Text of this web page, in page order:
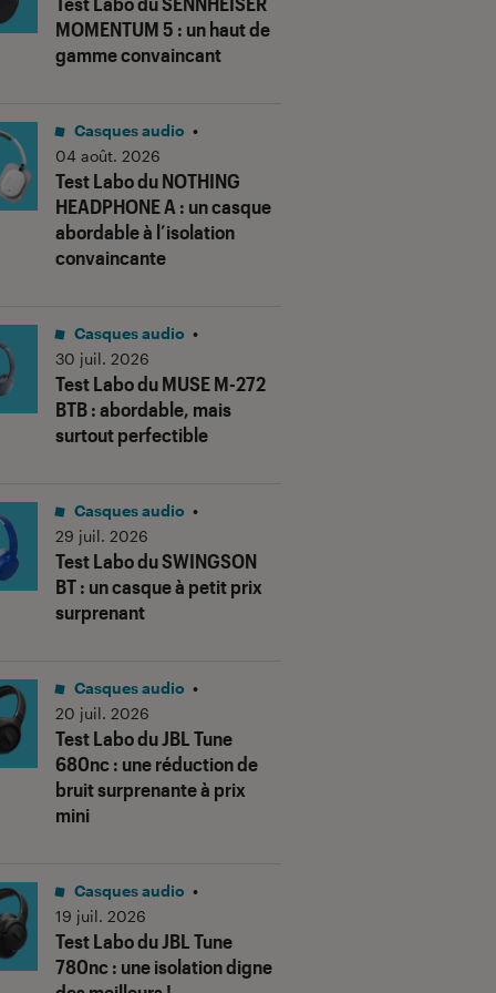
MOMENTUM 5 : un haut de
gamme convaincant
Test Labo du NOTHING
HEADPHONE A : un casque
abordable à l’isolation
convaincante
Casques audio •
04 août. 2026
Test Labo du MUSE M-272
BTB : abordable, mais
surtout perfectible
Casques audio •
30 juil. 2026
Test Labo du SWINGSON
BT : un casque à petit prix
surprenant
Casques audio •
29 juil. 2026
Test Labo du JBL Tune
680nc : une réduction de
bruit surprenante à prix
mini
Casques audio •
20 juil. 2026
Test Labo du JBL Tune
780nc : une isolation digne
Casques audio •
19 juil. 2026